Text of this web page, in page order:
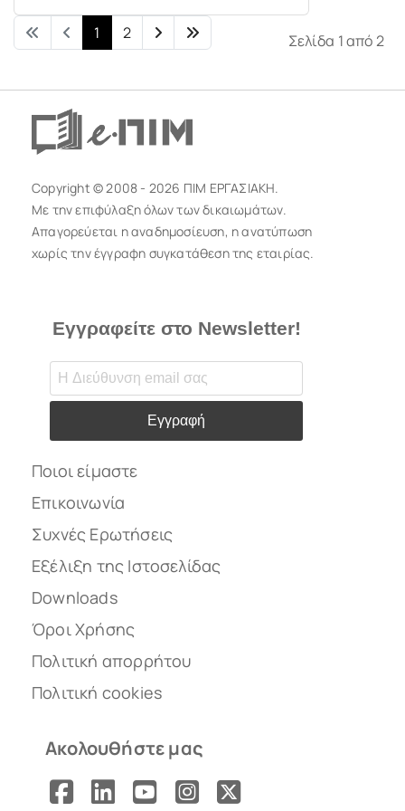
Σελίδα 1 από 2
1 2
Copyright © 2008 - 2026 ΠΙΜ ΕΡΓΑΣΙΑΚΗ.
Με την επιφύλαξη όλων των δικαιωμάτων.
Απαγορεύεται η αναδημοσίευση, η ανατύπωση
χωρίς την έγγραφη συγκατάθεση της εταιρίας.
Εγγραφείτε στο Newsletter!
Εγγραφή
Ποιοι είμαστε
Επικοινωνία
Συχνές Ερωτήσεις
Εξέλιξη της Ιστοσελίδας
Downloads
Όροι Χρήσης
Πολιτική απορρήτου
Πολιτική cookies
Ακολουθήστε μας
Facebook
LinkedIn
YouTube
Instagram
X